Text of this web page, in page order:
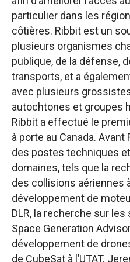
particulier dans les
côtières. Ribbit est un
plusieurs organismes
publique, de la défense,
transports, et a
avec plusieurs
autochtones et groupes
Ribbit a effectué le
à porte au Canada.
des postes techniques
domaines, tels que la
des collisions aériennes
développement de
DLR, la recherche sur
Space Generation
développement de
de CubeSat à l’UTAT.